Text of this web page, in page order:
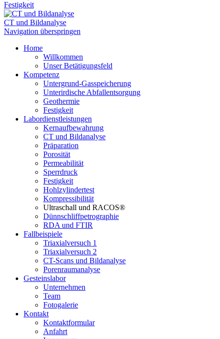
Festigkeit
CT und Bildanalyse
Navigation überspringen
Home
Willkommen
Unser Betätigungsfeld
Kompetenz
Untergrund-Gasspeicherung
Unterirdische Abfallentsorgung
Geothermie
Festigkeit
Labordienstleistungen
Kernaufbewahrung
CT und Bildanalyse
Präparation
Porosität
Permeabilität
Sperrdruck
Festigkeit
Hohlzylindertest
Kompressibilität
Ultraschall und RACOS®
Dünnschliffpetrographie
RDA und FTIR
Fallbeispiele
Triaxialversuch 1
Triaxialversuch 2
CT-Scans und Bildanalyse
Porenraumanalyse
Gesteinslabor
Unternehmen
Team
Fotogalerie
Kontakt
Kontaktformular
Anfahrt